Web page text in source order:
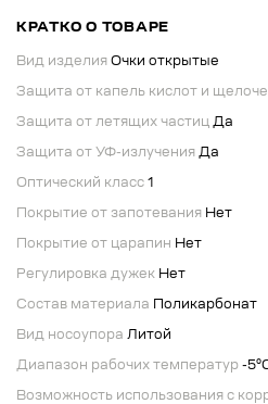
КРАТКО О ТОВАРЕ
Вид изделия Очки открытые
Защита от капель кислот и
Защита от летящих частиц Да
Защита от УФ-излучения Да
Оптический класс 1
Покрытие от запотевания Нет
Покрытие от царапин Нет
Регулировка дужек Нет
Состав материала Поликарбонат
Вид носоупора Литой
Диапазон рабочих температур -
Возможность использования с